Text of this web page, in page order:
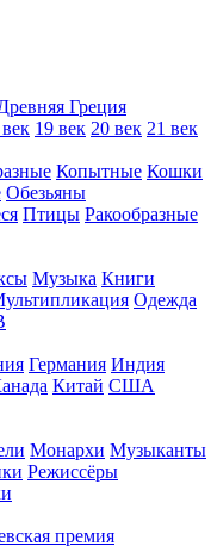
Греция
19 век 20 век 21 век
Копытные Кошки
Обезьяны
Птицы Ракообразные
Музыка Книги
Одежда
Германия Индия
Китай США
Монархи Музыканты
Режиссёры
премия